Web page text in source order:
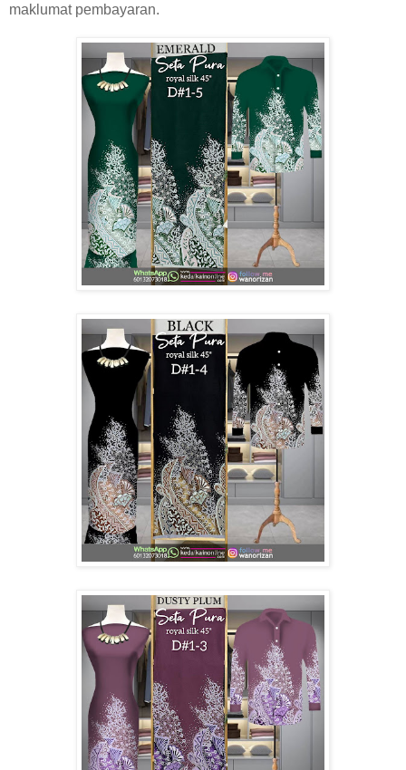
maklumat pembayaran.